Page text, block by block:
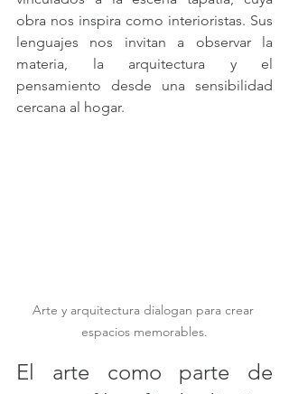
obra nos inspira como interioristas. Sus
lenguajes nos invitan a observar la
materia, la arquitectura y el
pensamiento desde una sensibilidad
cercana al hogar.
Arte y arquitectura dialogan para crear
espacios memorables.
El arte como parte de